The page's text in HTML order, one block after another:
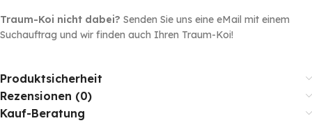
Traum-Koi nicht dabei? Senden Sie uns eine eMail mit einem
Suchauftrag und wir finden auch Ihren Traum-Koi!
Produktsicherheit
Rezensionen (0)
Kauf-Beratung